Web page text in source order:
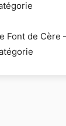
Font de Cère